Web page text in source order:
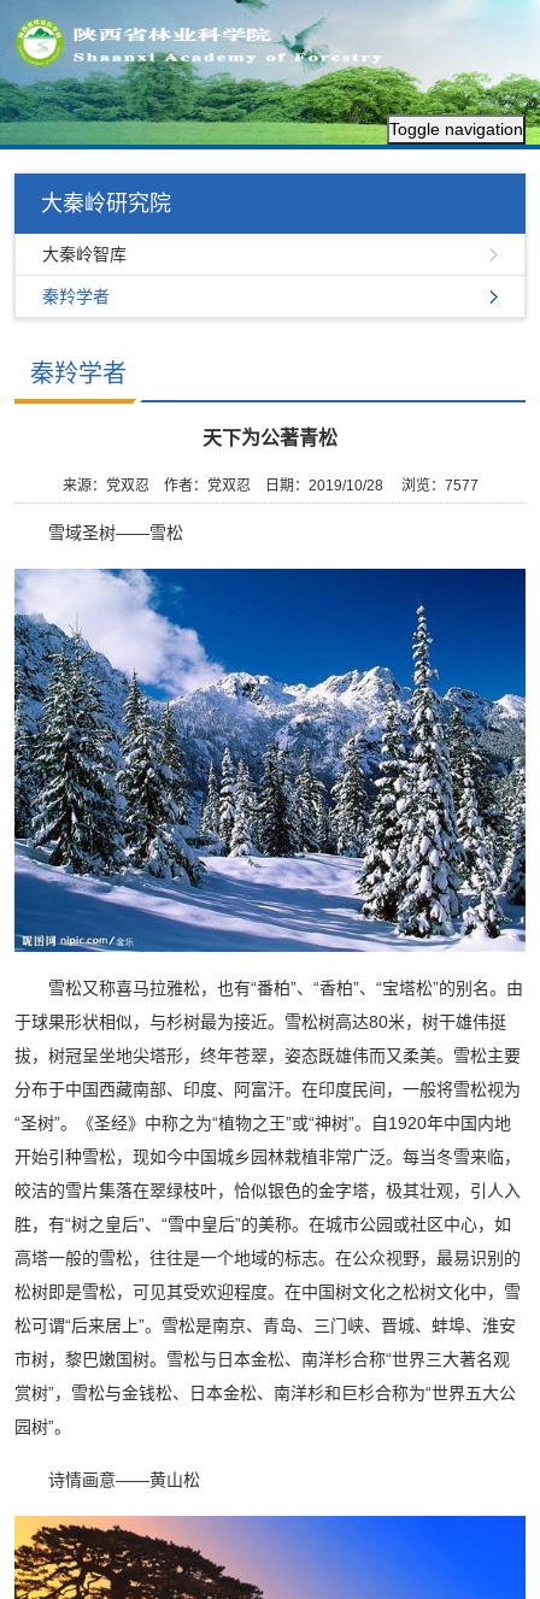
Toggle navigation
大秦岭研究院
大秦岭智库
秦羚学者
秦羚学者
天下为公著青松
来源：党双忍 作者：党双忍 日期：2019/10/28 浏览： 7577
雪域圣树——雪松
雪松又称喜马拉雅松，也有“番柏”、“香柏”、“宝塔松”的别名。由
于球果形状相似，与杉树最为接近。雪松树高达80米，树干雄伟挺
拔，树冠呈坐地尖塔形，终年苍翠，姿态既雄伟而又柔美。雪松主要
分布于中国西藏南部、印度、阿富汗。在印度民间，一般将雪松视为
“圣树”。《圣经》中称之为“植物之王”或“神树”。自1920年中国内地
开始引种雪松，现如今中国城乡园林栽植非常广泛。每当冬雪来临，
皎洁的雪片集落在翠绿枝叶，恰似银色的金字塔，极其壮观，引人入
胜，有“树之皇后”、“雪中皇后”的美称。在城市公园或社区中心，如
高塔一般的雪松，往往是一个地域的标志。在公众视野，最易识别的
松树即是雪松，可见其受欢迎程度。在中国树文化之松树文化中，雪
松可谓“后来居上”。雪松是南京、青岛、三门峡、晋城、蚌埠、淮安
市树，黎巴嫩国树。雪松与日本金松、南洋杉合称“世界三大著名观
赏树”，雪松与金钱松、日本金松、南洋杉和巨杉合称为“世界五大公
园树”。
诗情画意——黄山松